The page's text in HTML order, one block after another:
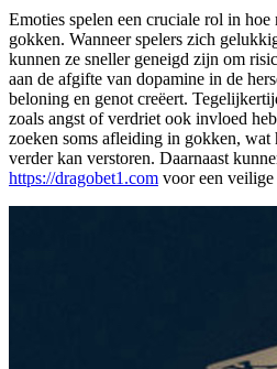
Emoties spelen een cruciale rol in hoe
gokken. Wanneer spelers zich
kunnen ze sneller geneigd zijn om
aan de afgifte van dopamine in de
beloning en genot creëert.
zoals angst of verdriet ook invloed
zoeken soms afleiding in gokken, wat
verder kan verstoren. Daarnaast
https://dragobet1.com voor een